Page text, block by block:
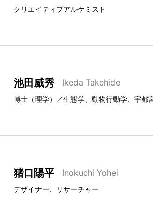
クリエイティブアルケミスト
池田威秀 Ikeda Takehide
博士（理学）／生態学、動物行動学、宇都
猪口陽平 Inokuchi Yohei
デザイナー、リサーチャー